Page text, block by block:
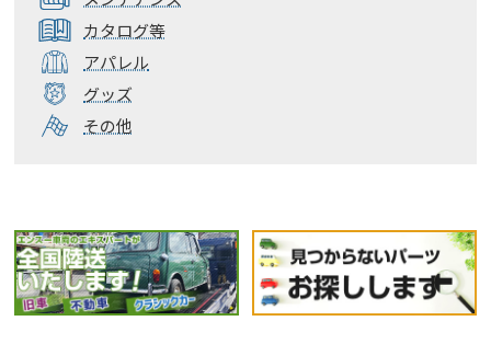
カタログ等
アパレル
グッズ
その他